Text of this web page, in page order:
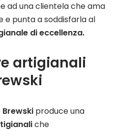
ad una clientela che ama
e punta a soddisfarla al
di eccellenza.
artigianali
produce una
che